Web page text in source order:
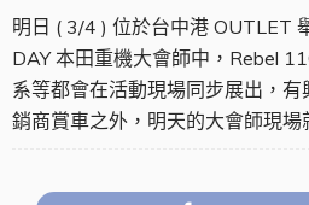
明日 ( 3/4 ) 位於台中港 OUTLET
DAY 本田重機大會師中，Rebel
系等都會在活動現場同步展出，
銷商賞車之外，明天的大會師現場